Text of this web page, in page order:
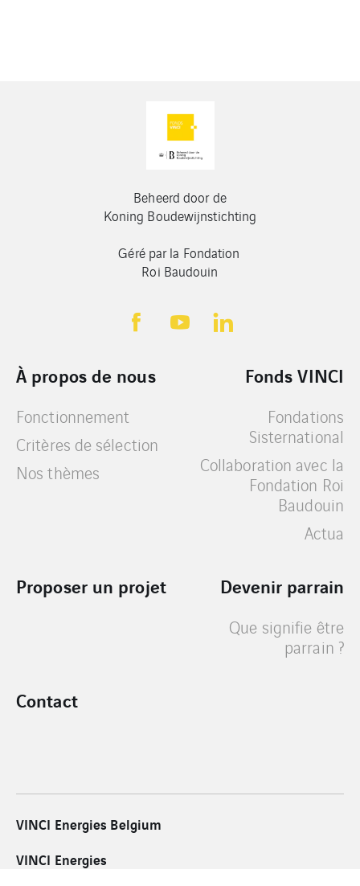
Beheerd door de
Koning Boudewijnstichting
Géré par la Fondation
Roi Baudouin
À propos de nous
Fonctionnement
Critères de sélection
Nos thèmes
Fonds VINCI
Fondations
Sisternational
Collaboration avec la
Fondation Roi
Baudouin
Actua
Proposer un projet Devenir parrain
Que signifie être
parrain ?
Contact
VINCI Energies Belgium
VINCI Energies